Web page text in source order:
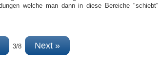
welche man dann in diese Bereiche
3/8 Next »